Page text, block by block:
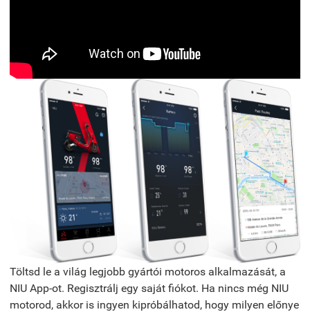
Töltsd le a világ legjobb gyártói motoros alkalmazását, a
NIU App-ot. Regisztrálj egy saját fiókot. Ha nincs még NIU
motorod, akkor is ingyen kipróbálhatod, hogy milyen előnye